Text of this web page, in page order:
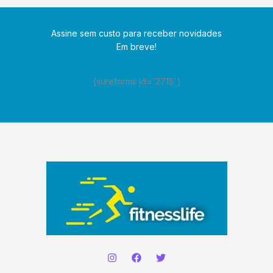
Assine sem custo para receber novidades
Em breve!
[sureforms id='2715']